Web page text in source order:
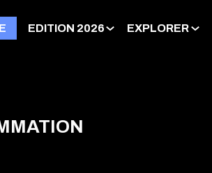
EDITION 2026 EXPLORER